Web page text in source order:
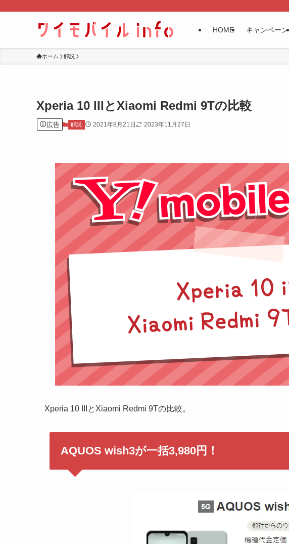
HOME キャンペーン
ホーム 解説
Xperia 10 IIIとXiaomi Redmi 9Tの比較
広告 解説 2021年8月21日 2023年11月27日
Xperia 10 IIIとXiaomi Redmi 9Tの比較。
AQUOS wish3が一括3,980円！